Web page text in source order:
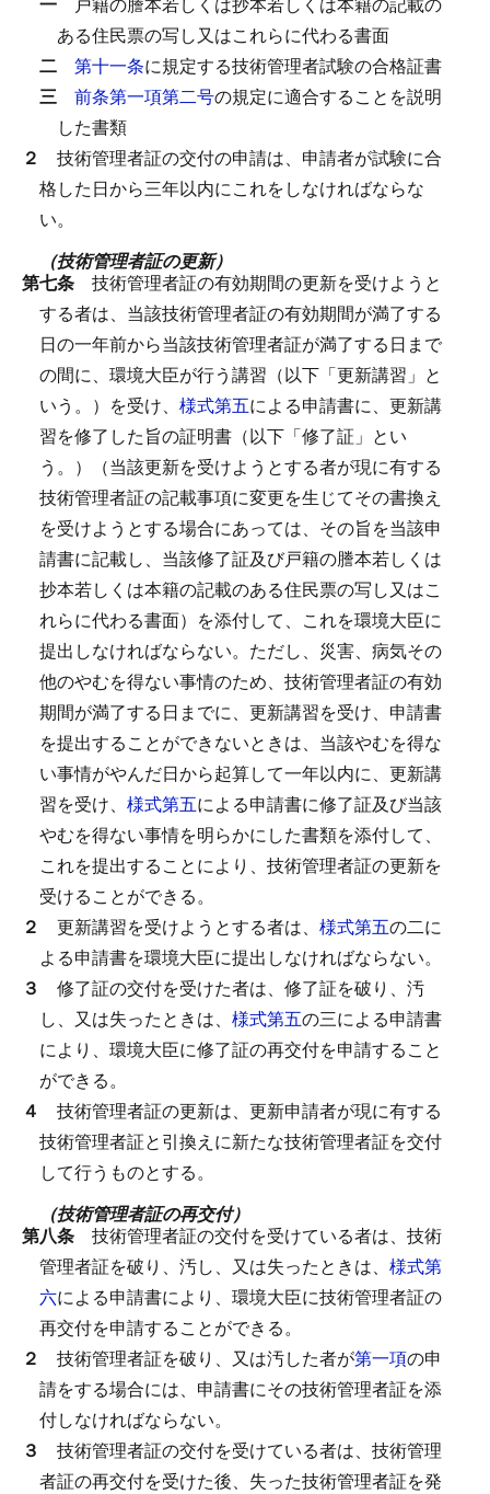
ある住民票の写し又はこれらに代わる書面
二 第十一条に規定する技術管理者試験の合格証書
三 前条第一項第二号の規定に適合することを説明
した書類
２ 技術管理者証の交付の申請は、申請者が試験に合
格した日から三年以内にこれをしなければならな
い。
（技術管理者証の更新）
第七条 技術管理者証の有効期間の更新を受けようと
する者は、当該技術管理者証の有効期間が満了する
日の一年前から当該技術管理者証が満了する日まで
の間に、環境大臣が行う講習（以下「更新講習」と
いう。）を受け、 様式第五による申請書に、更新講
習を修了した旨の証明書（以下「修了証」とい
う。）（当該更新を受けようとする者が現に有する
技術管理者証の記載事項に変更を生じてその書換え
を受けようとする場合にあっては、その旨を当該申
請書に記載し、当該修了証及び戸籍の謄本若しくは
抄本若しくは本籍の記載のある住民票の写し又はこ
れらに代わる書面）を添付して、これを環境大臣に
提出しなければならない。 ただし、災害、病気その
他のやむを得ない事情のため、技術管理者証の有効
期間が満了する日までに、更新講習を受け、申請書
を提出することができないときは、当該やむを得な
い事情がやんだ日から起算して一年以内に、更新講
習を受け、 様式第五による申請書に修了証及び当該
やむを得ない事情を明らかにした書類を添付して、
これを提出することにより、技術管理者証の更新を
受けることができる。
２ 更新講習を受けようとする者は、 様式第五の二に
よる申請書を環境大臣に提出しなければならない。
３ 修了証の交付を受けた者は、修了証を破り、汚
し、又は失ったときは、 様式第五の三による申請書
により、環境大臣に修了証の再交付を申請すること
ができる。
４ 技術管理者証の更新は、更新申請者が現に有する
技術管理者証と引換えに新たな技術管理者証を交付
して行うものとする。
（技術管理者証の再交付）
第八条 技術管理者証の交付を受けている者は、技術
管理者証を破り、汚し、又は失ったときは、 様式第
六による申請書により、環境大臣に技術管理者証の
再交付を申請することができる。
２ 技術管理者証を破り、又は汚した者が第一項の申
請をする場合には、申請書にその技術管理者証を添
付しなければならない。
３ 技術管理者証の交付を受けている者は、技術管理
者証の再交付を受けた後、失った技術管理者証を発